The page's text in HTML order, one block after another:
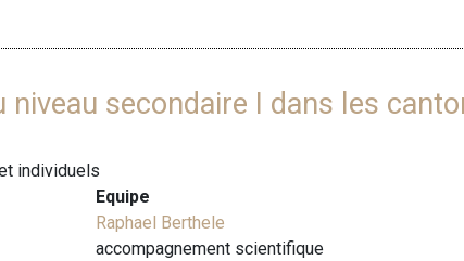
niveau secondaire I dans les
individuels
Equipe
Raphael Berthele
accompagnement scientifique